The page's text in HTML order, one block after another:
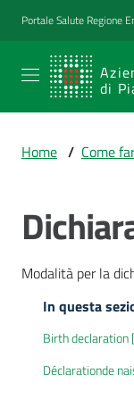
Vai al contenuto
Vai alla navigazione
Vai al footer
Portale Salute Regione
di
SERVIZIO
Emilia-
Azienda Unità
Sanitaria
di Piacenza
Prestazioni
percorsi
Home / Come
Modalità per la
In questa
Birth
Déclarationde